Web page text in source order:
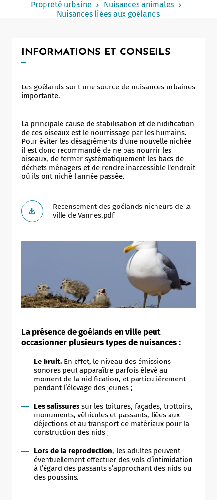
Notaire
Propreté urbaine
Nuisances animales
Nuisances liées aux goélands
INFORMATIONS ET CONSEILS
Les goélands sont une source de nuisances urbaines
importante.
La principale cause de stabilisation et de nidification
de ces oiseaux est le nourrissage par les humains.
Pour éviter les désagréments d'une nouvelle nichée
il est donc recommandé de ne pas nourrir les
oiseaux, de fermer systématiquement les bacs de
déchets ménagers et de rendre inaccessible l'endroit
où ils ont niché l'année passée.
Recensement des goélands nicheurs de la
ville de Vannes.pdf
La présence de goélands en ville peut
occasionner plusieurs types de nuisances :
Le bruit. En effet, le niveau des émissions
sonores peut apparaître parfois élevé au
moment de la nidification, et particulièrement
pendant l’élevage des jeunes ;
Les salissures sur les toitures, façades, trottoirs,
monuments, véhicules et passants, liées aux
déjections et au transport de matériaux pour la
construction des nids ;
Lors de la reproduction, les adultes peuvent
éventuellement effectuer des vols d’intimidation
à l’égard des passants s’approchant des nids ou
des poussins.